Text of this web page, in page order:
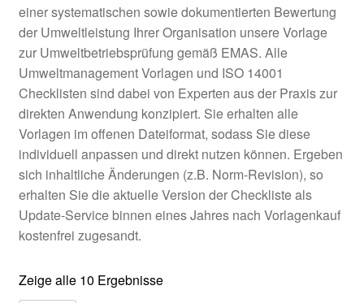
einer systematischen sowie dokumentierten Bewertung
der Umweltleistung Ihrer Organisation unsere Vorlage
zur Umweltbetriebsprüfung gemäß EMAS. Alle
Umweltmanagement Vorlagen und ISO 14001
Checklisten sind dabei von Experten aus der Praxis zur
direkten Anwendung konzipiert. Sie erhalten alle
Vorlagen im offenen Dateiformat, sodass Sie diese
individuell anpassen und direkt nutzen können. Ergeben
sich inhaltliche Änderungen (z.B. Norm-Revision), so
erhalten Sie die aktuelle Version der Checkliste als
Update-Service binnen eines Jahres nach Vorlagenkauf
kostenfrei zugesandt.
Zeige alle 10 Ergebnisse